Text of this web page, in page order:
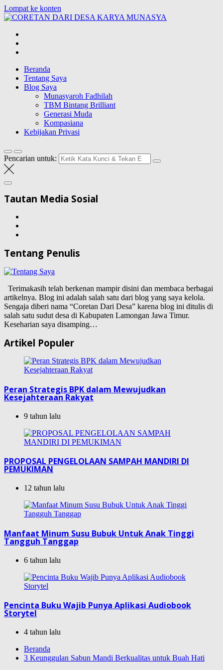
Lompat ke konten
Blog Wong Ndeso yang ingin berbagi berbagai hal di sekitarnya
Beranda
Tentang Saya
Blog Saya
Munasyaroh Fadhilah
TBM Bintang Brilliant
Generasi Muda
Kompasiana
Kebijakan Privasi
Pencarian untuk:
Tautan Media Sosial
Tentang Penulis
Terimakasih telah berkenan mampir disini dan membaca berbagai
artikelnya. Blog ini adalah salah satu dari blog yang saya kelola.
Sengaja diberi nama “Coretan Dari Desa” karena blog ini ditulis di
salah satu sudut desa di Kabupaten Lamongan Jawa Timur.
Keseharian saya disamping…
Artikel Populer
Peran Strategis BPK dalam Mewujudkan
Kesejahteraan Rakyat
9 tahun lalu
PROPOSAL PENGELOLAAN SAMPAH MANDIRI DI
PEMUKIMAN
12 tahun lalu
Manfaat Minum Susu Bubuk Untuk Anak Tinggi
Tangguh Tanggap
6 tahun lalu
Pencinta Buku Wajib Punya Aplikasi Audiobook
Storytel
4 tahun lalu
Beranda
3 Keunggulan Sabun Mandi Berkualitas untuk Buah Hati